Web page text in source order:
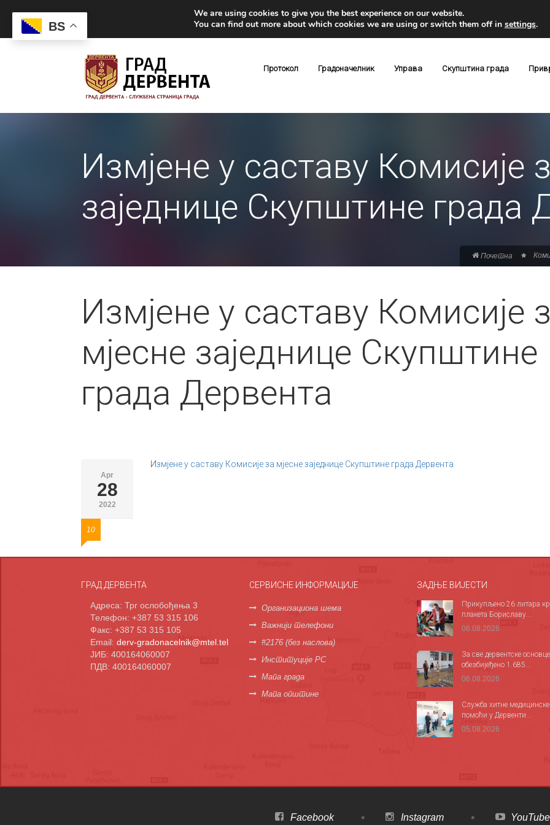
Протокол Градоначелник Управа Скупштина града
Измјене у саставу Комисије
заједнице Скупштине града
Почетна
Измјене у саставу Комисије
мјесне заједнице Скупштине
града Дервента
Apr
28
2022
10
Измјене у саставу Комисије за мјесне заједнице Скупштине града Дервента
ГРАД ДЕРВЕНТА
Адреса: Трг ослобођења 3
Телефон: +387 53 315 106
Факс: +387 53 315 105
Email: derv-gradonacelnik@mtel.tel
ЈИБ: 400164060007
ПДВ: 400164060007
СЕРВИСНЕ ИНФОРМАЦИЈЕ
Организациона шема
Важнији телефони
#2176 (без наслова)
Институције РС
Мапа града
Мапа општине
ЗАДЊЕ ВИЈЕСТИ
Прикупљено 26 литара
плакета Бориславу...
06.08.2026
За све дервентске основце
обезбијеђено 1.685...
06.08.2026
Служба хитне медицинске
помоћи у Дервенти...
05.08.2026
Facebook Instagram YouTube
BS
We are using cookies to give you the best experience on our website.
You can find out more about which cookies we are using or switch them off in settings.